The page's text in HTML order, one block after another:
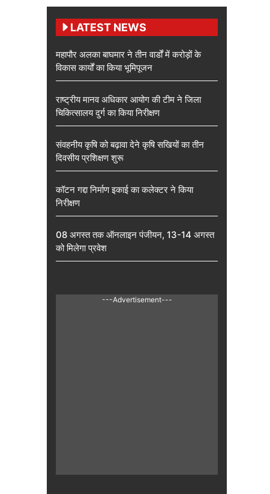
LATEST NEWS
महापौर अलका बाघमार ने तीन वार्डों में करोड़ों के
विकास कार्यों का किया भूमिपूजन
राष्ट्रीय मानव अधिकार आयोग की टीम ने जिला
चिकित्सालय दुर्ग का किया निरीक्षण
संवहनीय कृषि को बढ़ावा देने कृषि सखियों का तीन
दिवसीय प्रशिक्षण शुरू
कॉटन गद्दा निर्माण इकाई का कलेक्टर ने किया
निरीक्षण
08 अगस्त तक ऑनलाइन पंजीयन, 13-14 अगस्त
को मिलेगा प्रवेश
---Advertisement---